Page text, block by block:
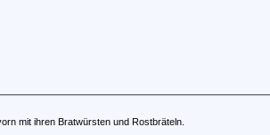
mit ihren Bratwürsten und Rostbräteln.